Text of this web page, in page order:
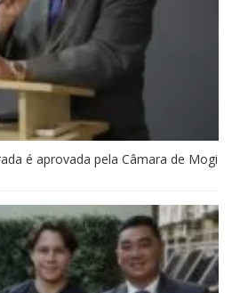
é aprovada pela Câmara de Mogi